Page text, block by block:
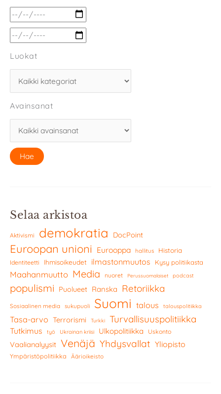
Luokat
Avainsanat
Selaa arkistoa
Aktivismi demokratia DocPoint
Euroopan unioni Eurooppa hallitus Historia
Identiteetti Ihmisoikeudet ilmastonmuutos Kysy politiikasta
Maahanmuutto Media nuoret Perussuomalaiset podcast
populismi Puolueet Ranska Retoriikka
Sosiaalinen media sukupuoli Suomi talous talouspolitiikka
Tasa-arvo Terrorismi Turkki Turvallisuuspolitiikka
Tutkimus työ Ukrainan kriisi Ulkopolitiikka Uskonto
Vaalianalyysit Venäjä Yhdysvallat Yliopisto
Ympäristöpolitiikka Äärioikeisto